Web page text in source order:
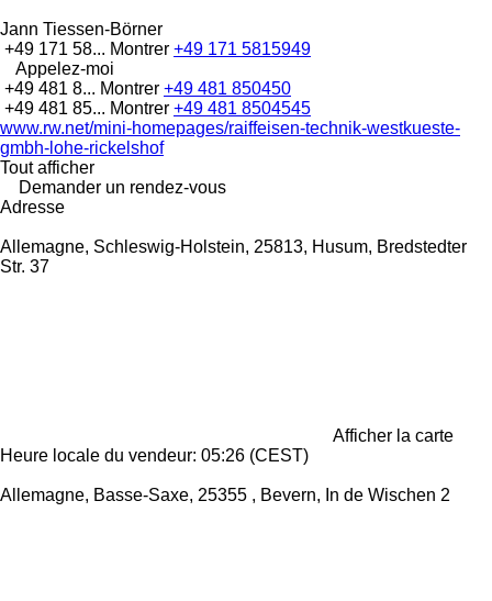
Jann Tiessen-Börner
+49 171 58... Montrer +49 171 5815949
Appelez-moi
+49 481 8... Montrer +49 481 850450
+49 481 85... Montrer +49 481 8504545
www.rw.net/mini-homepages/raiffeisen-technik-westkueste-
gmbh-lohe-rickelshof
Tout afficher
Demander un rendez-vous
Adresse
Allemagne, Schleswig-Holstein, 25813, Husum, Bredstedter
Str. 37
Afficher la carte
Heure locale du vendeur: 05:26 (CEST)
Allemagne, Basse-Saxe, 25355 , Bevern, In de Wischen 2